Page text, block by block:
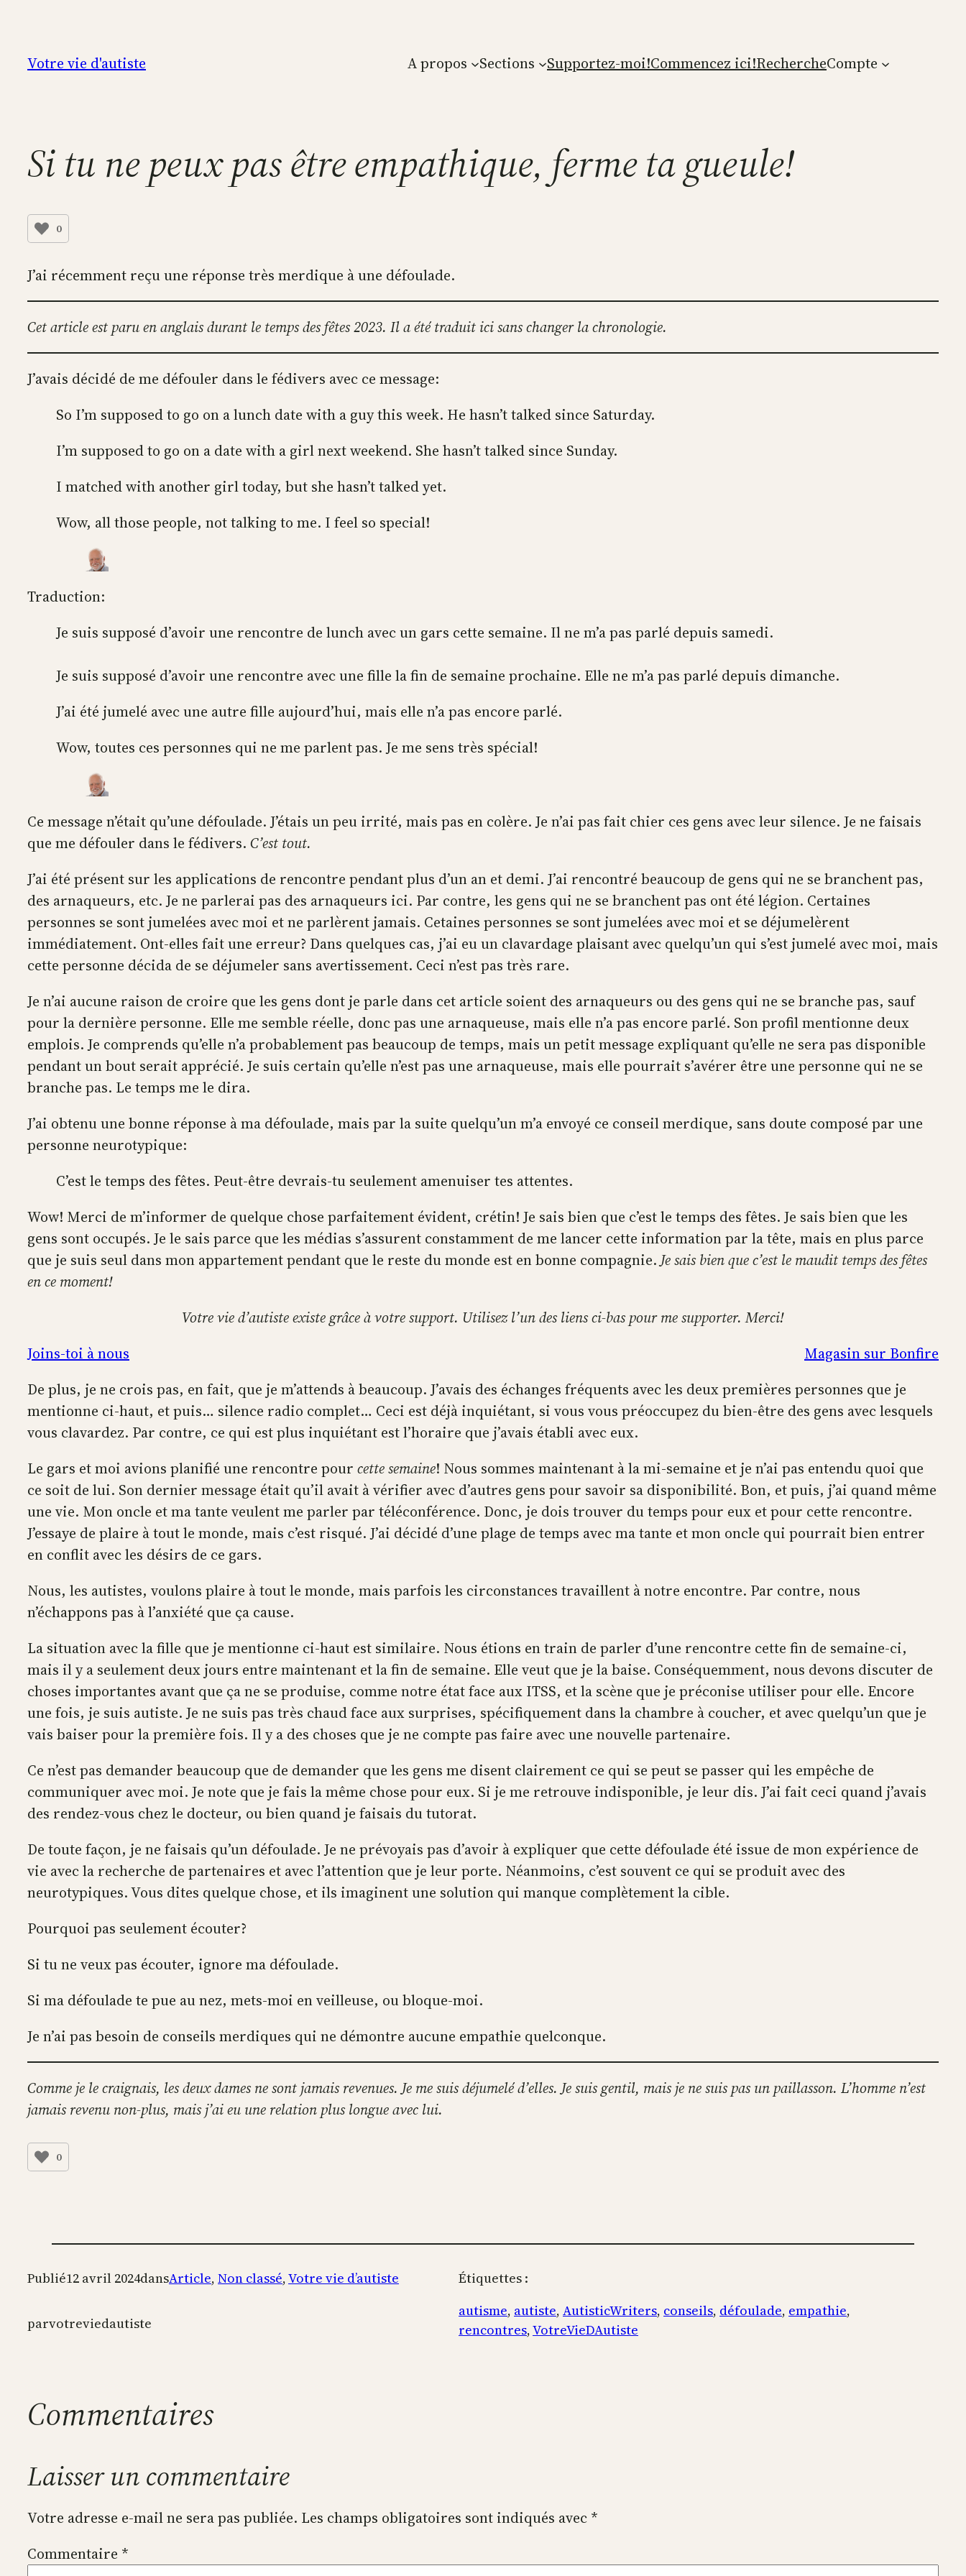
contenu
Votre vie d'autiste A propos Sections Supportez-moi!Commencez ici!RechercheCompte
Si tu ne peux pas être empathique, ferme ta gueule!
0
J’ai récemment reçu une réponse très merdique à une défoulade.
Cet article est paru en anglais durant le temps des fêtes 2023. Il a été traduit ici sans changer la chronologie.
J’avais décidé de me défouler dans le fédivers avec ce message:
So I’m supposed to go on a lunch date with a guy this week. He hasn’t talked since Saturday.
I’m supposed to go on a date with a girl next weekend. She hasn’t talked since Sunday.
I matched with another girl today, but she hasn’t talked yet.
Wow, all those people, not talking to me. I feel so special!
Traduction:
Je suis supposé d’avoir une rencontre de lunch avec un gars cette semaine. Il ne m’a pas parlé depuis samedi.
Je suis supposé d’avoir une rencontre avec une fille la fin de semaine prochaine. Elle ne m’a pas parlé depuis dimanche.
J’ai été jumelé avec une autre fille aujourd’hui, mais elle n’a pas encore parlé.
Wow, toutes ces personnes qui ne me parlent pas. Je me sens très spécial!
Ce message n’était qu’une défoulade. J’étais un peu irrité, mais pas en colère. Je n’ai pas fait chier ces gens avec leur silence. Je ne faisais
que me défouler dans le fédivers. C’est tout.
J’ai été présent sur les applications de rencontre pendant plus d’un an et demi. J’ai rencontré beaucoup de gens qui ne se branchent pas,
des arnaqueurs, etc. Je ne parlerai pas des arnaqueurs ici. Par contre, les gens qui ne se branchent pas ont été légion. Certaines
personnes se sont jumelées avec moi et ne parlèrent jamais. Cetaines personnes se sont jumelées avec moi et se déjumelèrent
immédiatement. Ont-elles fait une erreur? Dans quelques cas, j’ai eu un clavardage plaisant avec quelqu’un qui s’est jumelé avec moi, mais
cette personne décida de se déjumeler sans avertissement. Ceci n’est pas très rare.
Je n’ai aucune raison de croire que les gens dont je parle dans cet article soient des arnaqueurs ou des gens qui ne se branche pas, sauf
pour la dernière personne. Elle me semble réelle, donc pas une arnaqueuse, mais elle n’a pas encore parlé. Son profil mentionne deux
emplois. Je comprends qu’elle n’a probablement pas beaucoup de temps, mais un petit message expliquant qu’elle ne sera pas disponible
pendant un bout serait apprécié. Je suis certain qu’elle n’est pas une arnaqueuse, mais elle pourrait s’avérer être une personne qui ne se
branche pas. Le temps me le dira.
J’ai obtenu une bonne réponse à ma défoulade, mais par la suite quelqu’un m’a envoyé ce conseil merdique, sans doute composé par une
personne neurotypique:
C’est le temps des fêtes. Peut-être devrais-tu seulement amenuiser tes attentes.
Wow! Merci de m’informer de quelque chose parfaitement évident, crétin! Je sais bien que c’est le temps des fêtes. Je sais bien que les
gens sont occupés. Je le sais parce que les médias s’assurent constamment de me lancer cette information par la tête, mais en plus parce
que je suis seul dans mon appartement pendant que le reste du monde est en bonne compagnie.Je sais bien que c’est le maudit temps des fêtes
en ce moment!
Votre vie d’autiste existe grâce à votre support. Utilisez l’un des liens ci-bas pour me supporter. Merci!
Joins-toi à nous
Magasin sur Bonfire
De plus, je ne crois pas, en fait, que je m’attends à beaucoup. J’avais des échanges fréquents avec les deux premières personnes que je
mentionne ci-haut, et puis… silence radio complet… Ceci est déjà inquiétant, si vous vous préoccupez du bien-être des gens avec lesquels
vous clavardez. Par contre, ce qui est plus inquiétant est l’horaire que j’avais établi avec eux.
Le gars et moi avions planifié une rencontre pour cette semaine! Nous sommes maintenant à la mi-semaine et je n’ai pas entendu quoi que
ce soit de lui. Son dernier message était qu’il avait à vérifier avec d’autres gens pour savoir sa disponibilité. Bon, et puis, j’ai quand même
une vie. Mon oncle et ma tante veulent me parler par téléconférence. Donc, je dois trouver du temps pour eux et pour cette rencontre.
J’essaye de plaire à tout le monde, mais c’est risqué. J’ai décidé d’une plage de temps avec ma tante et mon oncle qui pourrait bien entrer
en conflit avec les désirs de ce gars.
Nous, les autistes, voulons plaire à tout le monde, mais parfois les circonstances travaillent à notre encontre. Par contre, nous
n’échappons pas à l’anxiété que ça cause.
La situation avec la fille que je mentionne ci-haut est similaire. Nous étions en train de parler d’une rencontre cette fin de semaine-ci,
mais il y a seulement deux jours entre maintenant et la fin de semaine. Elle veut que je la baise. Conséquemment, nous devons discuter de
choses importantes avant que ça ne se produise, comme notre état face aux ITSS, et la scène que je préconise utiliser pour elle. Encore
une fois, je suis autiste. Je ne suis pas très chaud face aux surprises, spécifiquement dans la chambre à coucher, et avec quelqu’un que je
vais baiser pour la première fois. Il y a des choses que je ne compte pas faire avec une nouvelle partenaire.
Ce n’est pas demander beaucoup que de demander que les gens me disent clairement ce qui se peut se passer qui les empêche de
communiquer avec moi. Je note que je fais la même chose pour eux. Si je me retrouve indisponible, je leur dis. J’ai fait ceci quand j’avais
des rendez-vous chez le docteur, ou bien quand je faisais du tutorat.
De toute façon, je ne faisais qu’un défoulade. Je ne prévoyais pas d’avoir à expliquer que cette défoulade été issue de mon expérience de
vie avec la recherche de partenaires et avec l’attention que je leur porte. Néanmoins, c’est souvent ce qui se produit avec des
neurotypiques. Vous dites quelque chose, et ils imaginent une solution qui manque complètement la cible.
Pourquoi pas seulement écouter?
Si tu ne veux pas écouter, ignore ma défoulade.
Si ma défoulade te pue au nez, mets-moi en veilleuse, ou bloque-moi.
Je n’ai pas besoin de conseils merdiques qui ne démontre aucune empathie quelconque.
Comme je le craignais, les deux dames ne sont jamais revenues. Je me suis déjumelé d’elles. Je suis gentil, mais je ne suis pas un paillasson. L’homme n’est
jamais revenu non-plus, mais j’ai eu une relation plus longue avec lui.
0
Publié12 avril 2024dansArticle, Non classé, Votre vie d’autiste
parvotreviedautiste
Étiquettes :
autisme, autiste, AutisticWriters, conseils, défoulade, empathie
rencontres, VotreVieDAutiste
Commentaires
Laisser un commentaire
Votre adresse e-mail ne sera pas publiée. Les champs obligatoires sont indiqués avec *
Commentaire *